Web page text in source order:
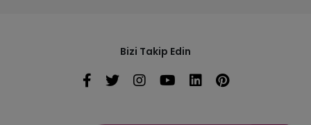
Bizi Takip Edin